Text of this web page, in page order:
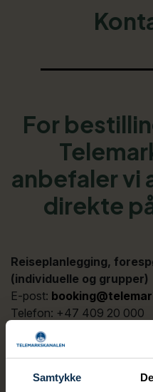
Samtykke
For
anbefaler vi
direkte
Reiseplanlegging,
(individuelle og grupper)
E-post:
Telefon: +47 409 20 000
Telemarkskanalen Booking
tilbud og bestillinger.